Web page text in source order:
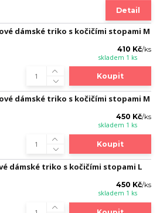
Detail
dámské triko s kočičími stopami M
410 Kč/ks
skladem 1 ks
Koupit
dámské triko s kočičími stopami M
450 Kč/ks
skladem 1 ks
Koupit
dámské triko s kočičími stopami L
450 Kč/ks
skladem 1 ks